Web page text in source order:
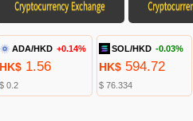
ADA/HKD +0.14%
HK$1.56
$ 0.2
SOL/HKD -0.03%
HK$ 594.72
$ 76.334